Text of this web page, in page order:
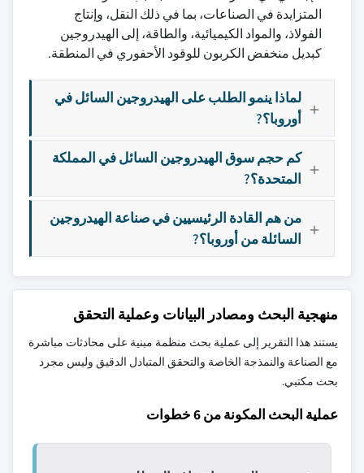
المتزايدة في الصناعات، بما في ذلك النقل، وإنتاج
الفولاذ، والمواد الكيميائية، والطاقة، إلى الهيدروجين
كبديل منخفض الكربون للوقود الأحفوري في المنطقة.
لماذا ينمو الطلب على الهيدروجين السائل في
أوروبا؟?
كم حجم سوق الهيدروجين السائل في المملكة
المتحدة؟?
من هم القادة الرئيسيين في صناعة الهيدروجين
السائلة من أوروبا؟?
منهجية البحث ومصادر البيانات وعملية التحقق
يستند هذا التقرير إلى عملية بحث منظمة مبنية على محادثات مباشرة
مع الصناعة والنمذجة الخاصة والتحقق المتبادل الدقيق وليس مجرد
بحث مكتبي.
عملية البحث المكونة من 6 خطوات